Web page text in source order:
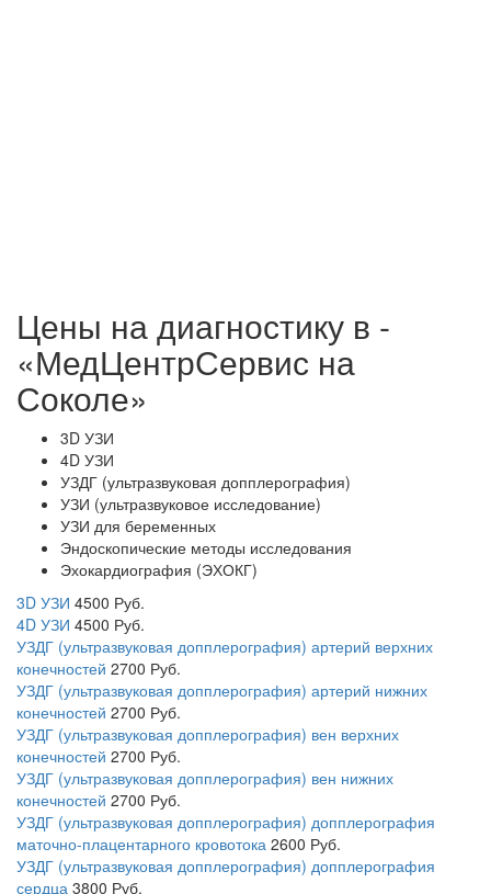
Цены на диагностику в -
«МедЦентрСервис на
Соколе»
3D УЗИ
4D УЗИ
УЗДГ (ультразвуковая допплерография)
УЗИ (ультразвуковое исследование)
УЗИ для беременных
Эндоскопические методы исследования
Эхокардиография (ЭХОКГ)
3D УЗИ 4500 Руб.
4D УЗИ 4500 Руб.
УЗДГ (ультразвуковая допплерография) артерий верхних
конечностей 2700 Руб.
УЗДГ (ультразвуковая допплерография) артерий нижних
конечностей 2700 Руб.
УЗДГ (ультразвуковая допплерография) вен верхних
конечностей 2700 Руб.
УЗДГ (ультразвуковая допплерография) вен нижних
конечностей 2700 Руб.
УЗДГ (ультразвуковая допплерография) допплерография
маточно-плацентарного кровотока 2600 Руб.
УЗДГ (ультразвуковая допплерография) допплерография
сердца 3800 Руб.